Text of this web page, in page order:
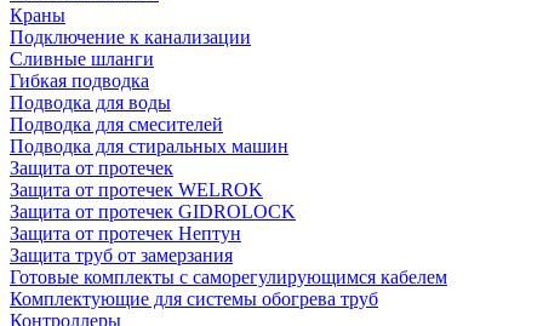
Краны
Подключение к канализации
Сливные шланги
Гибкая подводка
Подводка для воды
Подводка для смесителей
Подводка для стиральных машин
Защита от протечек
Защита от протечек WELROK
Защита от протечек GIDROLOCK
Защита от протечек Нептун
Защита труб от замерзания
Готовые комплекты с саморегулирующимся кабелем
Комплектующие для системы обогрева труб
Контроллеры